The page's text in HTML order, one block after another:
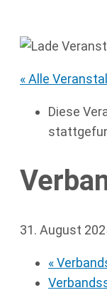
« Alle
Diese
31. August
«